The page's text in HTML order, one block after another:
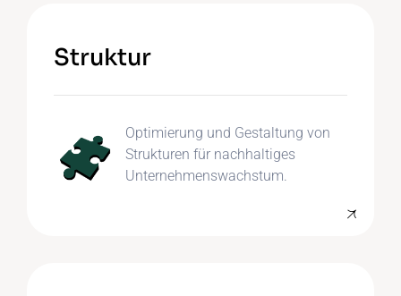
Struktur
Optimierung und Gestaltung von
Strukturen für nachhaltiges
Unternehmenswachstum.